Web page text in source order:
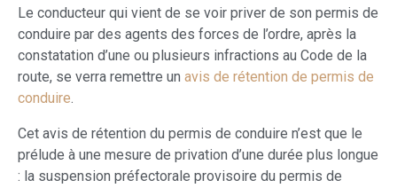
Le conducteur qui vient de se voir priver de son permis de
conduire par des agents des forces de l’ordre, après la
constatation d’une ou plusieurs infractions au Code de la
route, se verra remettre un avis de rétention de permis de
conduire.
Cet avis de rétention du permis de conduire n’est que le
prélude à une mesure de privation d’une durée plus longue
: la suspension préfectorale provisoire du permis de